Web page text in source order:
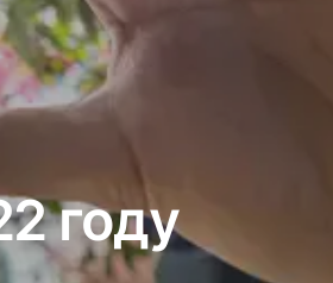
году